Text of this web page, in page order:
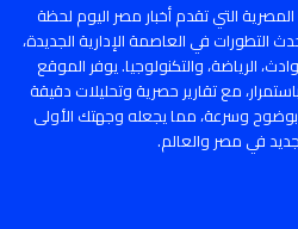
المصرية التي تقدم أخبار مصر اليوم لحظة
التطورات في العاصمة الإدارية الجديدة،
الرياضة، والتكنولوجيا. يوفر الموقع
مع تقارير حصرية وتحليلات دقيقة
وسرعة، مما يجعله وجهتك الأولى
في مصر والعالم.